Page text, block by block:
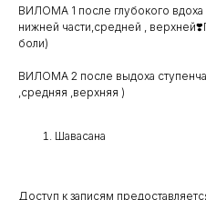
ВИЛОМА 1 после глубокого вдоха
нижней части,средней ,
боли)
ВИЛОМА 2 после выдоха
,средняя ,верхняя )
Шавасана
Доступ к записям